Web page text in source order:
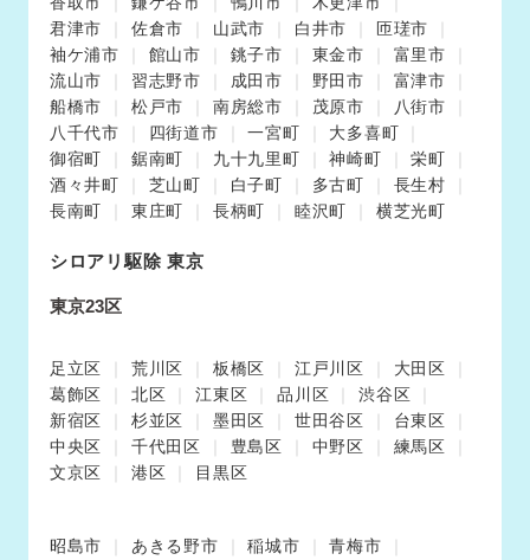
君津市
佐倉市 山武市 白井市
匝瑳市
袖ケ浦市
館山市 銚子市 東金市
富里市
流山市
習志野市 成田市 野田市
富津市
船橋市
松戸市 南房総市 茂原市
八街市
八千代市
四街道市 一宮町
大多喜町
御宿町
鋸南町 九十九里町 神崎町
栄町
酒々井町
芝山町 白子町 多古町
長生村
長南町
東庄町 長柄町 睦沢町 横芝光町
シロアリ駆除 東京
東京23区
足立区 荒川区 板橋区 江戸川区
大田区
葛飾区
北区 江東区 品川区
渋谷区
新宿区
杉並区 墨田区 世田谷区
台東区
中央区
千代田区 豊島区 中野区
練馬区
文京区
港区 目黒区
昭島市 あきる野市 稲城市
青梅市